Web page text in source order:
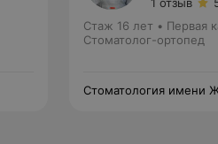
Стаж 16 лет • Первая
Стоматолог-ортопед
Стоматология имени